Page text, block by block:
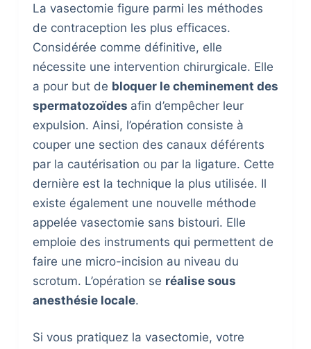
La vasectomie figure parmi les méthodes
de contraception les plus efficaces.
Considérée comme définitive, elle
nécessite une intervention chirurgicale. Elle
a pour but de bloquer le cheminement des
spermatozoïdes afin d’empêcher leur
expulsion. Ainsi, l’opération consiste à
couper une section des canaux déférents
par la cautérisation ou par la ligature. Cette
dernière est la technique la plus utilisée. Il
existe également une nouvelle méthode
appelée vasectomie sans bistouri. Elle
emploie des instruments qui permettent de
faire une micro-incision au niveau du
scrotum. L’opération se réalise sous
anesthésie locale.
Si vous pratiquez la vasectomie, votre